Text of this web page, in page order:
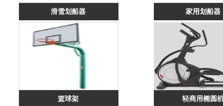
滑雪划船器 家用划船器
篮球架 轻商用椭圆